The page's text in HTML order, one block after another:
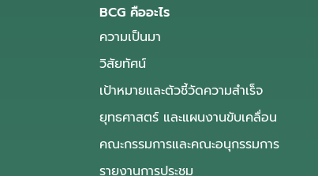
BCG คืออะไร
ความเป็นมา
วิสัยทัศน์
เป้าหมายและตัวชี้วัดความสำเร็จ
ยุทธศาสตร์ และแผนงานขับเคลื่อน
คณะกรรมการและคณะอนุกรรมการ
รายงานการประชุม